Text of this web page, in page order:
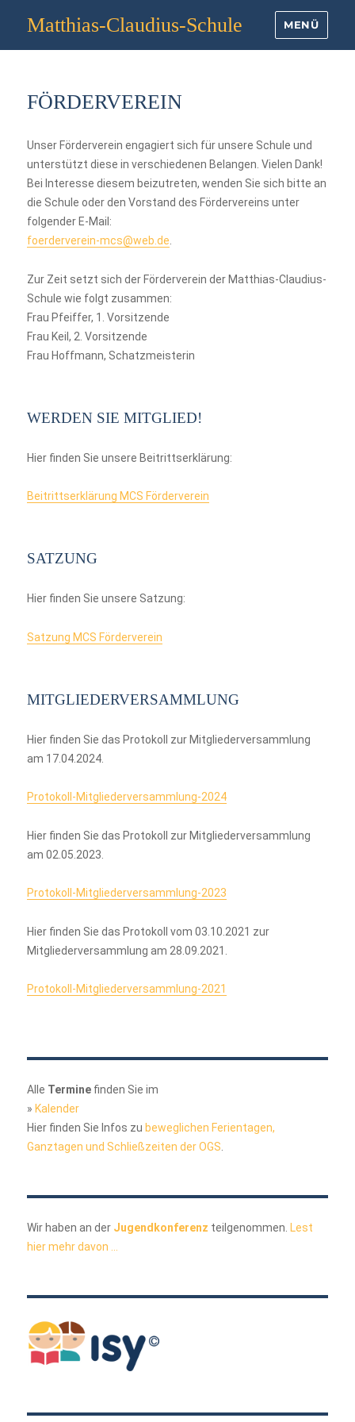
Matthias-Claudius-Schule MENÜ
FÖRDERVEREIN
Unser Förderverein engagiert sich für unsere Schule und
unterstützt diese in verschiedenen Belangen. Vielen Dank!
Bei Interesse diesem beizutreten, wenden Sie sich bitte an
die Schule oder den Vorstand des Fördervereins unter
folgender E-Mail:
foerderverein-mcs@web.de
Zur Zeit setzt sich der Förderverein der Matthias-Claudius-
Schule wie folgt zusammen:
Frau Pfeiffer, 1. Vorsitzende
Frau Keil, 2. Vorsitzende
Frau Hoffmann, Schatzmeisterin
WERDEN SIE MITGLIED!
Hier finden Sie unsere Beitrittserklärung:
Beitrittserklärung MCS Förderverein
SATZUNG
Hier finden Sie unsere Satzung:
Satzung MCS Förderverein
MITGLIEDERVERSAMMLUNG
Hier finden Sie das Protokoll zur Mitgliederversammlung
am 17.04.2024.
Protokoll-Mitgliederversammlung-2024
Hier finden Sie das Protokoll zur Mitgliederversammlung
am 02.05.2023.
Protokoll-Mitgliederversammlung-2023
Hier finden Sie das Protokoll vom 03.10.2021 zur
Mitgliederversammlung am 28.09.2021.
Protokoll-Mitgliederversammlung-2021
Alle Termine finden Sie im
»Kalender
Hier finden Sie Infos zubeweglichen Ferientagen,
Ganztagen und Schließzeiten der OGS
Wir haben an der Jugendkonferenz teilgenommen.Lest
hier mehr davon ...